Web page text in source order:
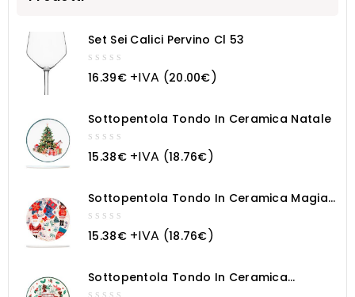
Set Sei Calici Pervino Cl 53
out
16.39€+IVA (20.00€)
Sottopentola Tondo In Ceramica Natale
out
15.38€+IVA (18.76€)
Sottopentola Tondo In Ceramica Magia
Natalizia
out
15.38€+IVA (18.76€)
Sottopentola Tondo In Ceramica
Macchina Natalizia